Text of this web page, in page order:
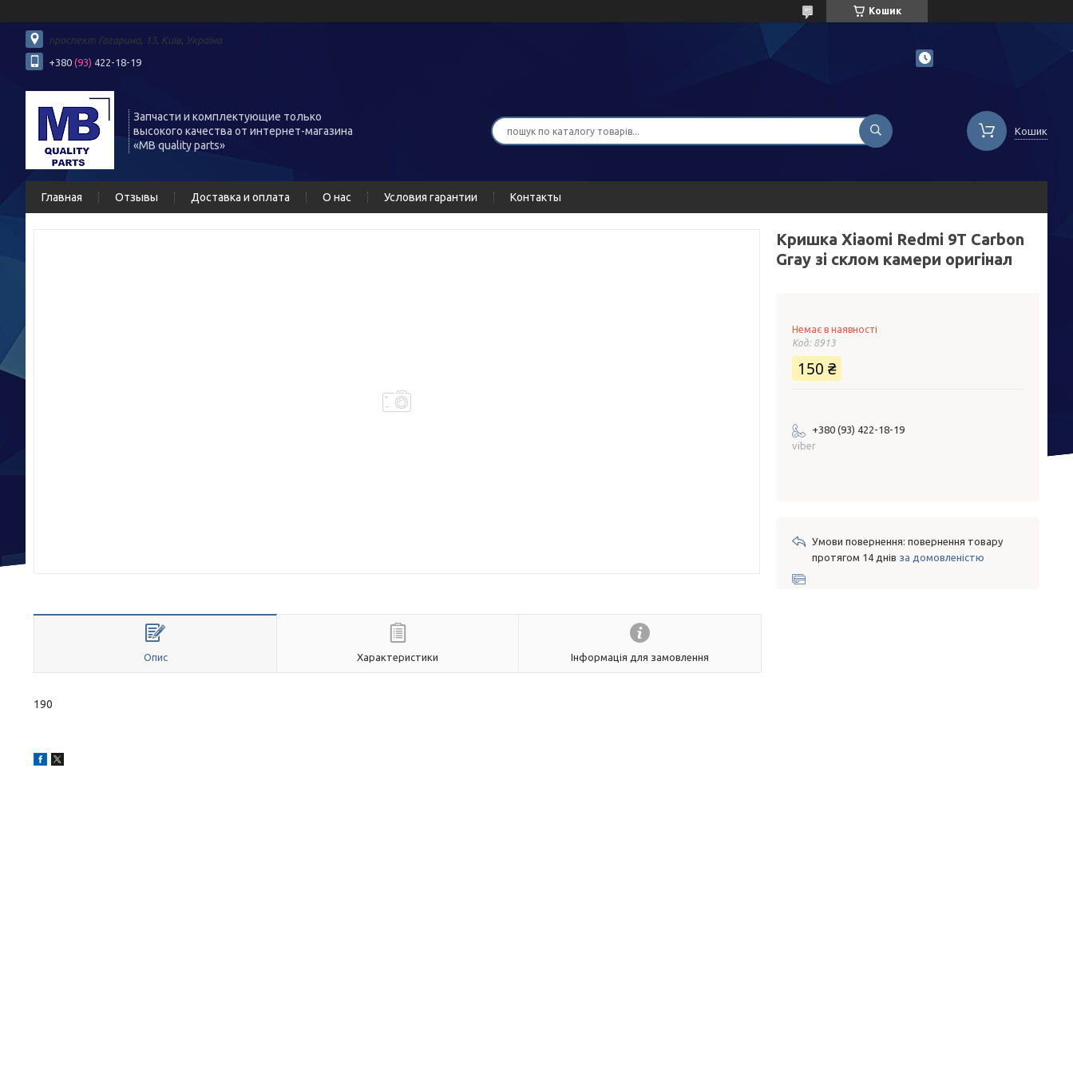
Кошик
проспект Гагарина, 13, Київ, Україна
+380 (93) 422-18-19
Запчасти и комплектующие только
высокого качества от интернет-магазина
«MB quality parts»
Кошик
Главная Отзывы Доставка и оплата О нас Условия гарантии Контакты
Опис Характеристики Інформація для замовлення
190
Кришка Xiaomi Redmi 9T Carbon
Gray зі склом камери оригінал
Немає в наявності
Код: 8913
150 ₴
+380 (93) 422-18-19
viber
повернення товару
протягом 14 днів за домовленістю